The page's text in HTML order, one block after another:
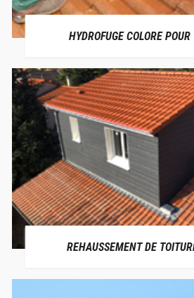
HYDROFUGE COLORE
REHAUSSEMENT DE